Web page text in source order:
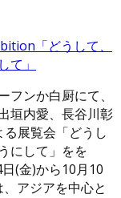
「どうして、
て」
フンか白厨にて、
垣内愛、長谷川彰
展覧会「どうし
にして」をを
(金)から10月10
アジアを中心と